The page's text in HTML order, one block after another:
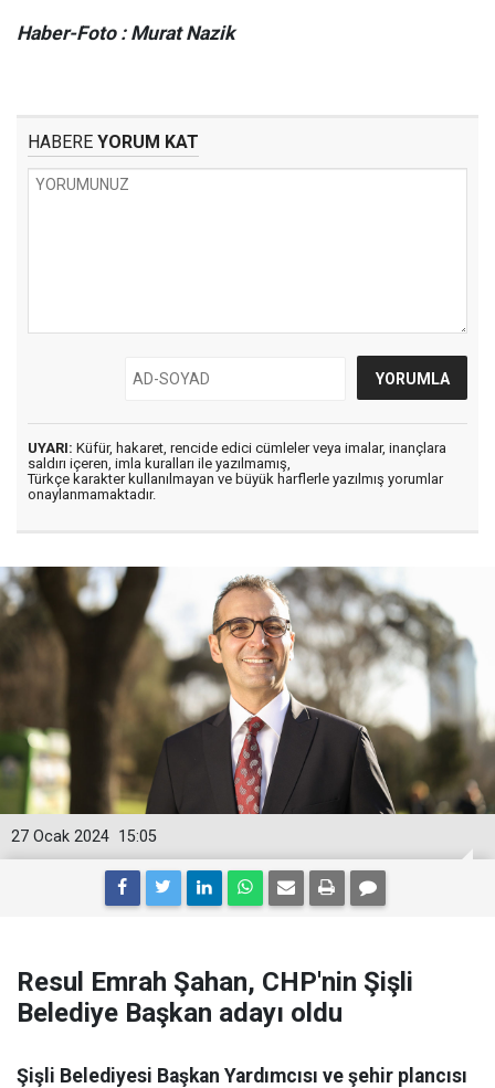
Haber-Foto : Murat Nazik
HABERE YORUM KAT
UYARI: Küfür, hakaret, rencide edici cümleler veya imalar, inançlara
saldırı içeren, imla kuralları ile yazılmamış,
Türkçe karakter kullanılmayan ve büyük harflerle yazılmış yorumlar
onaylanmamaktadır.
15:05
27 Ocak 2024
Resul Emrah Şahan, CHP'nin Şişli
Belediye Başkan adayı oldu
Şişli Belediyesi Başkan Yardımcısı ve şehir plancısı